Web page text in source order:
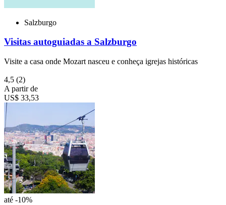
Salzburgo
Visitas autoguiadas a Salzburgo
Visite a casa onde Mozart nasceu e conheça igrejas históricas
4,5 (2)
A partir de
US$ 33,53
até -10%